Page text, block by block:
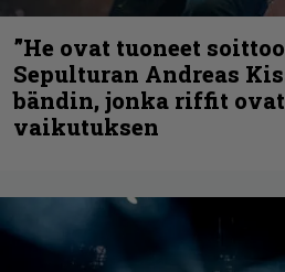
”He ovat tuoneet
Sepulturan Andreas
bändin, jonka riffit
vaikutuksen